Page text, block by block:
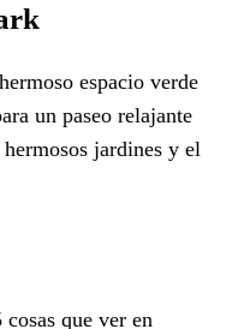
espacio verde
un paseo relajante
jardines y el
que ver en